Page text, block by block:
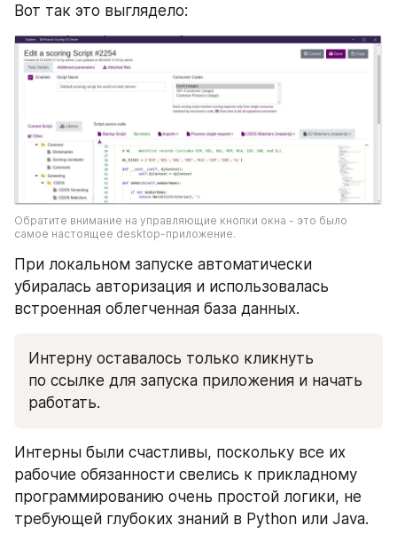
Вот так это выглядело:
Обратите внимание на управляющие кнопки окна - это было
самое настоящее desktop-приложение.
При локальном запуске автоматически
убиралась авторизация и использовалась
встроенная облегченная база данных.
Интерну оставалось только кликнуть
по ссылке для запуска приложения и начать
работать.
Интерны были счастливы, поскольку все их
рабочие обязанности свелись к прикладному
программированию очень простой логики, не
требующей глубоких знаний в Python или Java.